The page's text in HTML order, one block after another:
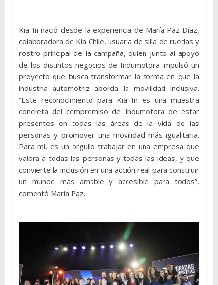
Kia In nació desde la experiencia de María Paz Díaz,
colaboradora de Kia Chile, usuaria de silla de ruedas y
rostro principal de la campaña, quien junto al apoyo
de los distintos negocios de Indumotora impulsó un
proyecto que busca transformar la forma en que la
industria automotriz aborda la movilidad inclusiva.
“Este reconocimiento para Kia In es una muestra
concreta del compromiso de Indumotora de estar
presentes en todas las áreas de la vida de las
personas y promover una movilidad más igualitaria.
Para mí, es un orgullo trabajar en una empresa que
valora a todas las personas y todas las ideas, y que
convierte la inclusión en una acción real para construir
un mundo más amable y accesible para todos”,
comentó María Paz.